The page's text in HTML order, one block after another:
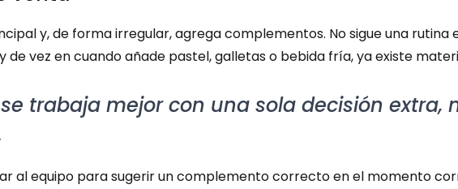
y, de forma irregular, agrega complementos. No sigue una rutina
de vez en cuando añade pastel, galletas o bebida fría, ya existe
trabaja mejor con una sola decisión extra,
al equipo para sugerir un complemento correcto en el momento